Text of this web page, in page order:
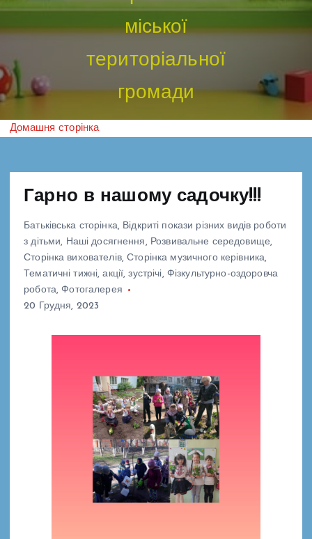
міської
територіальної
громади
Домашня сторінка
Гарно в нашому садочку!!!
Батьківська сторінка, Відкриті покази різних видів роботи
з дітьми, Наші досягнення, Розвивальне середовище,
Сторінка вихователів,Сторінка музичного керівника,
Тематичні тижні, акції, зустрічі, Фізкультурно-оздоровча
робота,Фотогалерея
20 Грудня, 2023